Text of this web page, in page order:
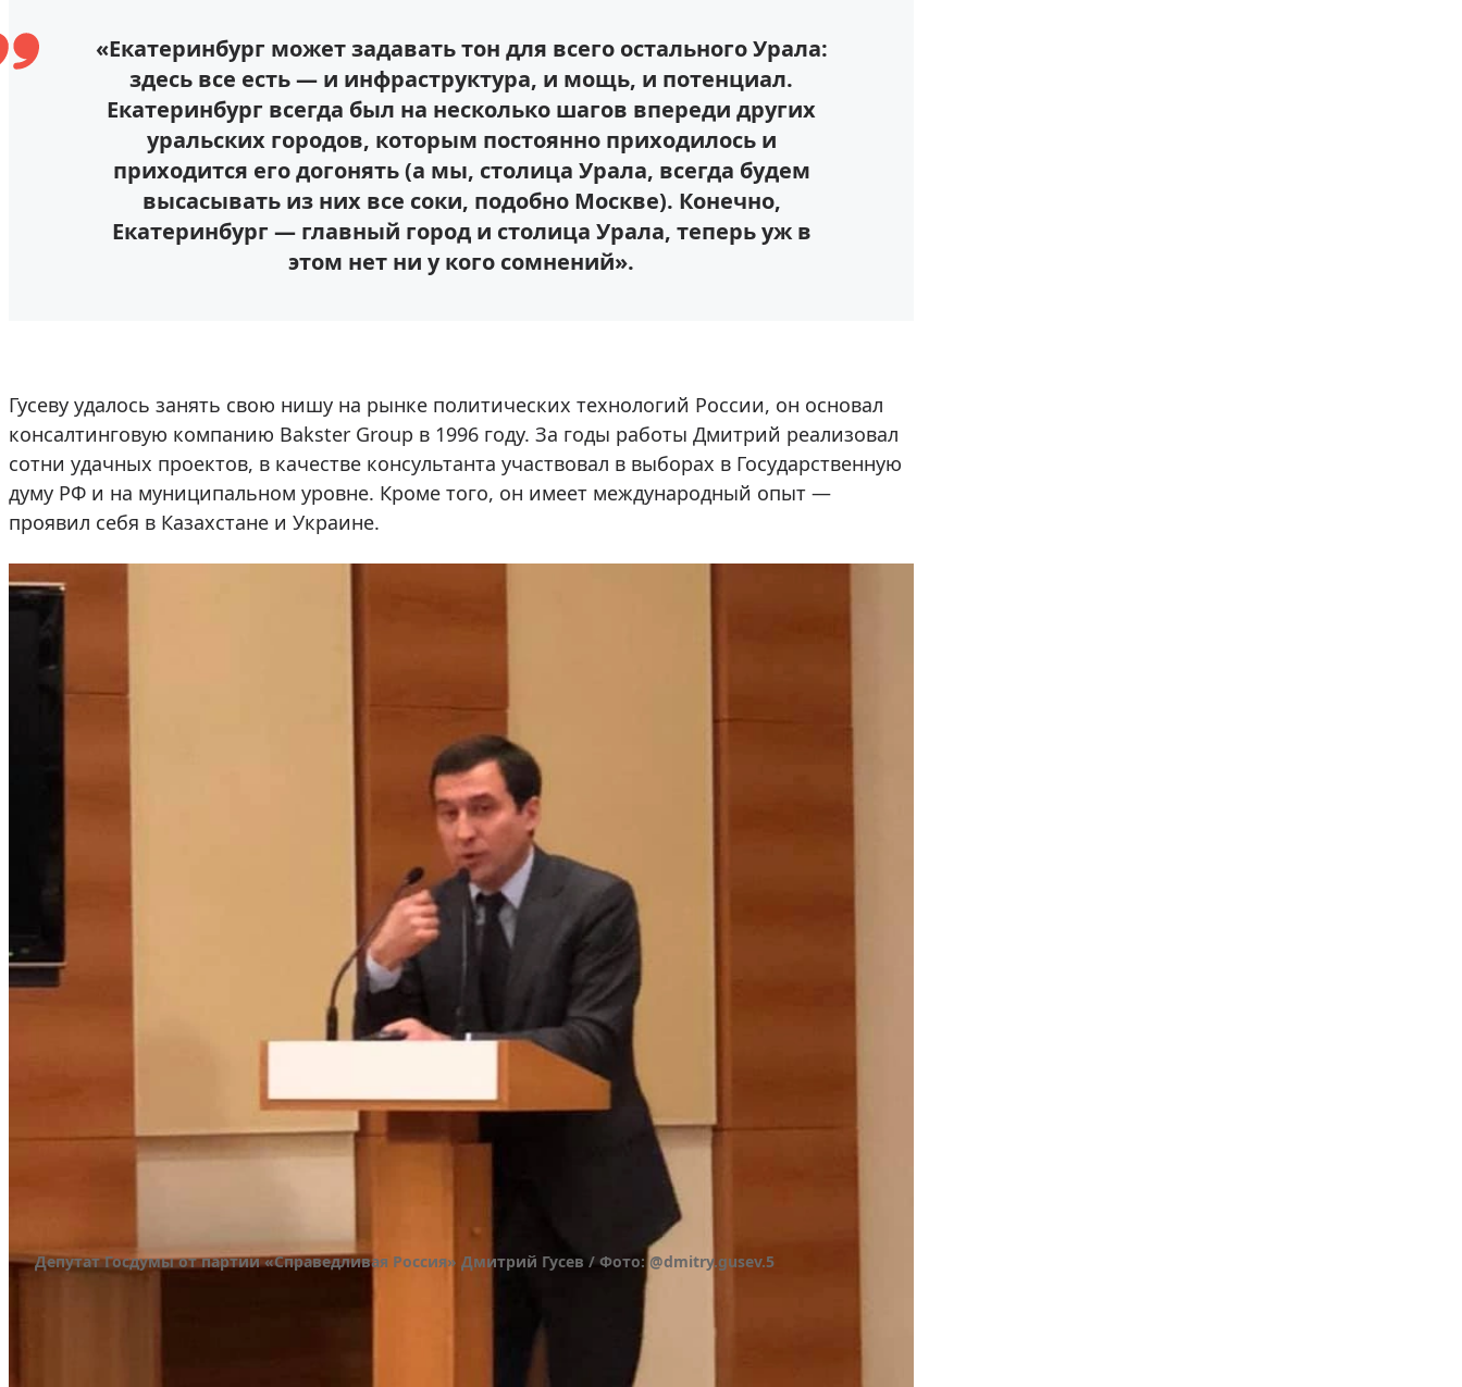
«Екатеринбург может задавать тон для всего остального Урала:
здесь все есть — и инфраструктура, и мощь, и потенциал.
Екатеринбург всегда был на несколько шагов впереди других
уральских городов, которым постоянно приходилось и
приходится его догонять (а мы, столица Урала, всегда будем
высасывать из них все соки, подобно Москве). Конечно,
Екатеринбург — главный город и столица Урала, теперь уж в
этом нет ни у кого сомнений».
Гусеву удалось занять свою нишу на рынке политических технологий России, он основал
консалтинговую компанию Bakster Group в 1996 году. За годы работы Дмитрий реализовал
сотни удачных проектов, в качестве консультанта участвовал в выборах в Государственную
думу РФ и на муниципальном уровне. Кроме того, он имеет международный опыт —
проявил себя в Казахстане и Украине.
Депутат Госдумы от партии «Справедливая Россия» Дмитрий Гусев / Фото: @dmitry.gusev.5
В интервью житель Урала рассказывал, что возможность строить карьеру с самых низов